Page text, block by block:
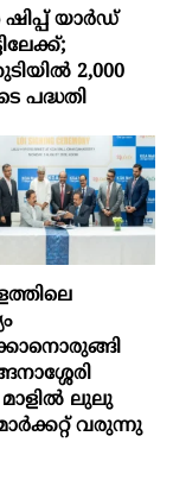
യാർഡ്
2,000
പദ്ധതി
ലുലു
വരുന്നു